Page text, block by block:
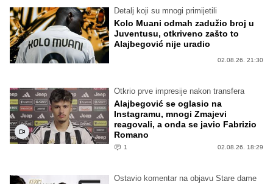
Detalj koji su mnogi primijetili
Kolo Muani odmah zadužio broj u
Juventusu, otkriveno zašto to
Alajbegović nije uradio
02.08.26. 21:30
Otkrio prve impresije nakon transfera
Alajbegović se oglasio na
Instagramu, mnogi Zmajevi
reagovali, a onda se javio Fabrizio
Romano
1 02.08.26. 18:29
Ostavio komentar na objavu Stare dame